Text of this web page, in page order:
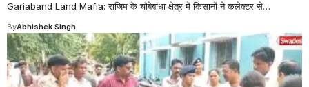
Gariaband Land Mafia: राजिम के चौबेबांधा क्षेत्र में किसानों ने कलेक्टर से…
ByAbhishek Singh